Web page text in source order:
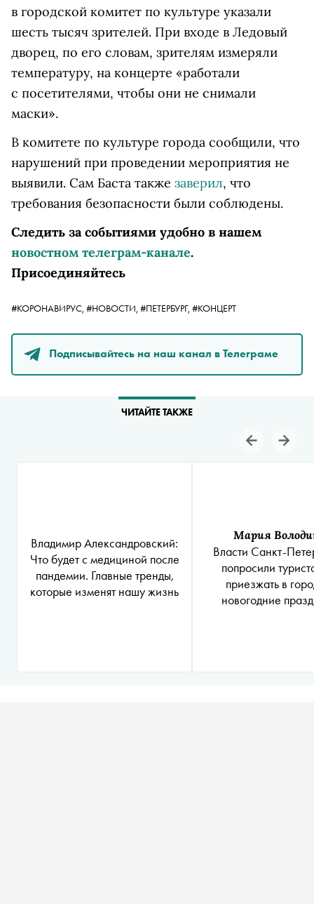
в городской комитет по культуре указали
шесть тысяч зрителей. При входе в Ледовый
дворец, по его словам, зрителям измеряли
температуру, на концерте «работали
с посетителями, чтобы они не снимали
маски».
В комитете по культуре города сообщили, что
нарушений при проведении мероприятия не
выявили. Сам Баста также заверил, что
требования безопасности были соблюдены.
Следить за событиями удобно в нашем
новостном телеграм-канале.
Присоединяйтесь
#КОРОНАВИРУС, #НОВОСТИ, #ПЕТЕРБУРГ, #КОНЦЕРТ
Подписывайтесь на наш канал в Телеграме
ЧИТАЙТЕ ТАКЖЕ
Владимир Александровский:
Что будет с медициной после
пандемии. Главные тренды,
которые изменят нашу жизнь
Мария
Власти Санкт-
попросили
приезжать в
новогодние